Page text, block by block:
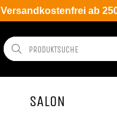
Versandkostenfrei ab
SALON